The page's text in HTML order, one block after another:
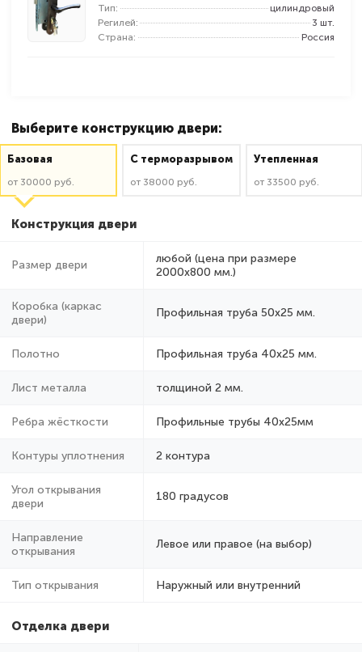
Тип:
цилиндровый
Регилей:
3 шт.
Страна:
Россия
Выберите конструкцию двери:
Базовая
от 30000 руб.
C терморазрывом
от 38000 руб.
Утепленная
от 33500 руб.
Конструкция двери
Размер двери
любой (цена при размере
2000x800 мм.)
Коробка (каркас
двери)
Профильная труба 50х25 мм.
Полотно Профильная труба 40х25 мм.
Лист металла толщиной 2 мм.
Ребра жёсткости Профильные трубы 40х25мм
Контуры уплотнения 2 контура
Угол открывания
двери
180 градусов
Направление
открывания
Левое или правое (на выбор)
Тип открывания Наружный или внутренний
Отделка двери